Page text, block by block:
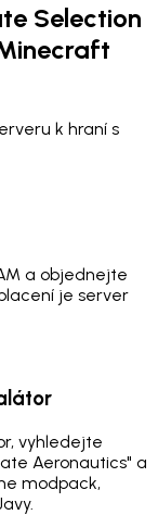
Selection
k hraní s
a objednejte
je server
vyhledejte
Aeronautics" a
modpack,